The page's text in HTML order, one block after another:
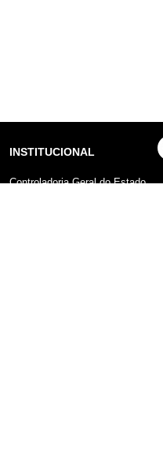
INSTITUCIONAL
Controladoria Geral do Estado